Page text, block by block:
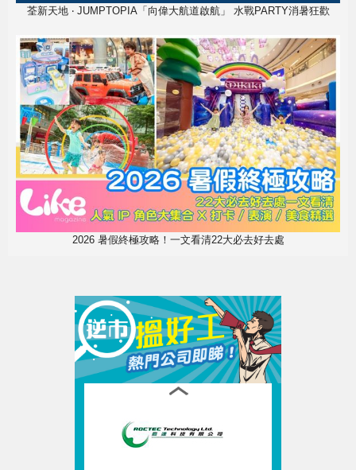
荃新天地 ‧ JUMPTOPIA「向偉大航道啟航」 水戰PARTY消暑狂歡
2026 暑假終極攻略！一文看清22大必去好去處